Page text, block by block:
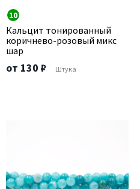
10
Кальцит тонированный
коричнево-розовый микс
шар
от 130 ₽ Штука